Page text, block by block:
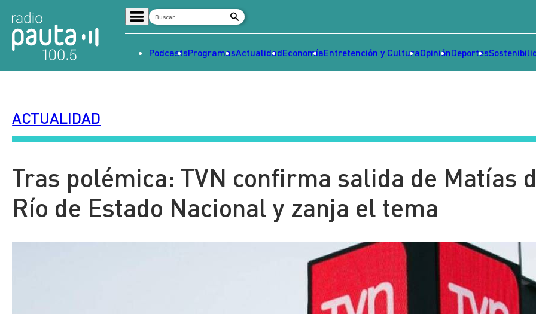
Señal 2
Tendencias
Contenido Patrocinado
PodcastsProgramasActualidadEconomíaEntretención y CulturaOpiniónDeportes
ACTUALIDAD
Tras polémica: TVN confirma salida de Matías
Río de Estado Nacional y zanja el tema